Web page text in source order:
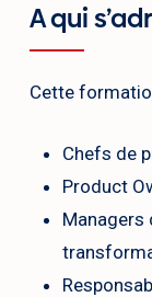
A qui
Cette
Chefs de
Product
Managers